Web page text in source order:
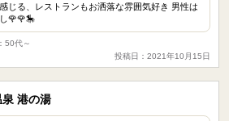
じる、レストランもお洒落な雰囲気好き 男性は
🌹🌹🎠
50代～
投稿日：2021年10月15日
港の湯